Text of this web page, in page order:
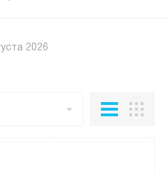
2026